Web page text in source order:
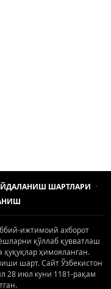
ШАРТЛАРИ
ижтимоий ахборот
қўллаб қувватлаш
ҳуқуқлар ҳимояланган.
шарт. Сайт Ўзбекистон
28 июл куни 1181-рақам